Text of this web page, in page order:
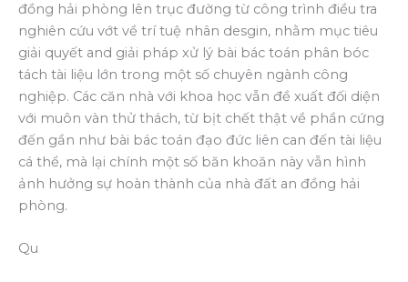
đồng hải phòng lên trục đường từ công trình điều tra
nghiên cứu vớt về trí tuệ nhân desgin, nhằm mục tiêu
giải quyết and giải pháp xử lý bài bác toán phân bóc
tách tài liệu lớn trong một số chuyên ngành công
nghiệp. Các căn nhà với khoa học vẫn đề xuất đối diện
với muôn vàn thử thách, từ bịt chết thật về phần cứng
đến gần như bài bác toán đạo đức liên can đến tài liệu
cá thể, mà lại chính một số băn khoăn này vẫn hình
ảnh hưởng sự hoàn thành của nhà đất an đồng hải
phòng.
Qu